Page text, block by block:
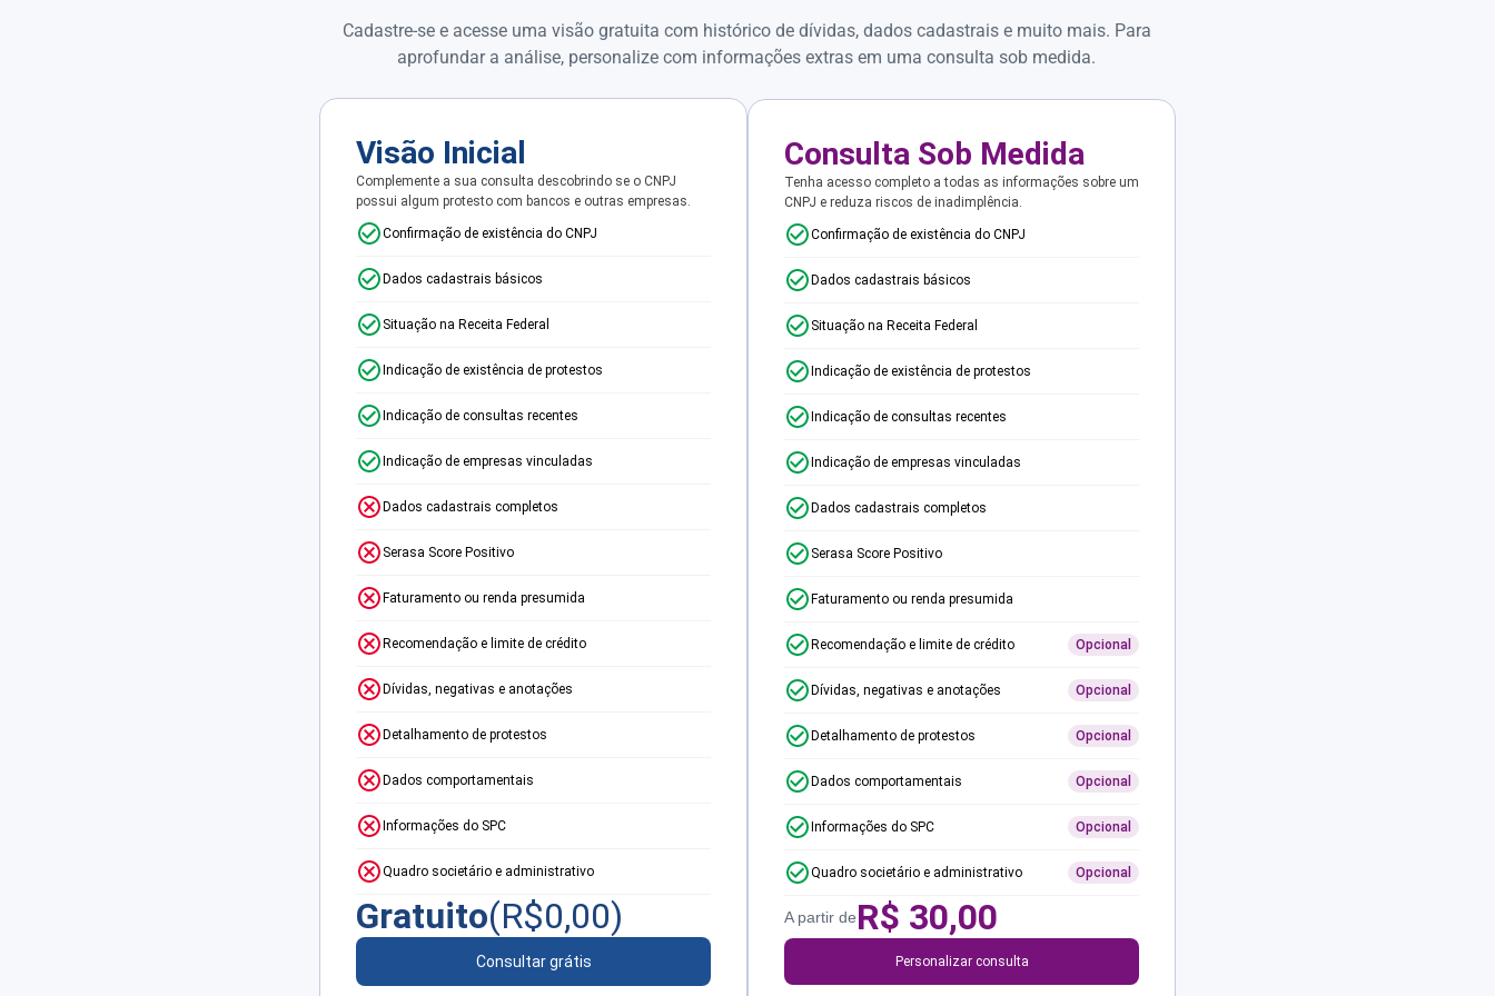
Cadastre-se e acesse uma visão gratuita com histórico de dívidas, dados cadastrais e muito mais. Para
aprofundar a análise, personalize com informações extras em uma consulta sob medida.
Visão Inicial
Complemente a sua consulta descobrindo se o CNPJ
possui algum protesto com bancos e outras empresas.
Confirmação de existência do CNPJ
Dados cadastrais básicos
Situação na Receita Federal
Indicação de existência de protestos
Indicação de consultas recentes
Indicação de empresas vinculadas
Dados cadastrais completos
Serasa Score Positivo
Faturamento ou renda presumida
Recomendação e limite de crédito
Dívidas, negativas e anotações
Detalhamento de protestos
Dados comportamentais
Informações do SPC
Quadro societário e administrativo
Gratuito(R$0,00)
Consultar grátis
Consulta Sob Medida
Tenha acesso completo a todas as informações sobre um
CNPJ e reduza riscos de inadimplência.
Confirmação de existência do CNPJ
Dados cadastrais básicos
Situação na Receita Federal
Indicação de existência de protestos
Indicação de consultas recentes
Indicação de empresas vinculadas
Dados cadastrais completos
Serasa Score Positivo
Faturamento ou renda presumida
Recomendação e limite de crédito Opcional
Dívidas, negativas e anotações Opcional
Detalhamento de protestos Opcional
Dados comportamentais Opcional
Informações do SPC Opcional
Quadro societário e administrativo Opcional
A partir deR$ 30,00
Personalizar consulta